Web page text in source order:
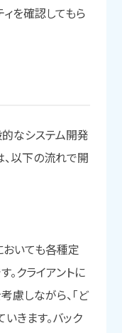
を確認してもら
なシステム開発
以下の流れで開
おいても各種定
クライアントに
慮しながら、「ど
きます。バック